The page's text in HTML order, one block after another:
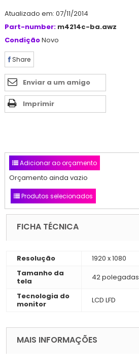
Atualizado em: 07/11/2014
Part-number: m4214c-ba.awz
CondiçãoNovo
Share
Enviar a um amigo
Imprimir
Adicionar ao orçamento
Orçamento ainda vazio
Produtos selecionados
FICHA TÉCNICA
Resolução
1920 x 1080
Tamanho da
tela
42 polegadas
Tecnologia do
monitor
LCD LFD
MAIS INFORMAÇÕES